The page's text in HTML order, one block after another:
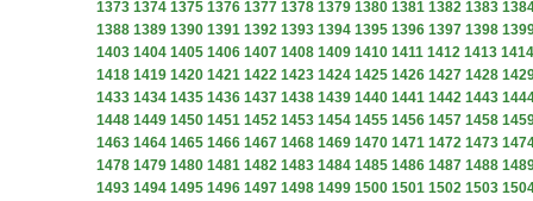
1373 1374 1375 1376 1377 1378 1379 1380 1381 1382 1383
1388 1389 1390 1391 1392 1393 1394 1395 1396 1397 1398
1403 1404 1405 1406 1407 1408 1409 1410 1411 1412 1413 1414
1418 1419 1420 1421 1422 1423 1424 1425 1426 1427 1428
1433 1434 1435 1436 1437 1438 1439 1440 1441 1442 1443
1448 1449 1450 1451 1452 1453 1454 1455 1456 1457 1458
1463 1464 1465 1466 1467 1468 1469 1470 1471 1472 1473
1478 1479 1480 1481 1482 1483 1484 1485 1486 1487 1488
1493 1494 1495 1496 1497 1498 1499 1500 1501 1502 1503